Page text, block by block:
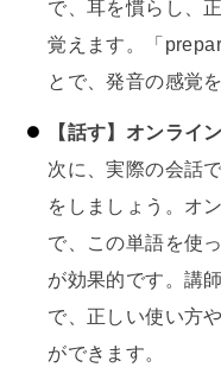
で、耳を慣らし、
覚えます。「
とで、発音の感覚
【話す】オンライ
次に、実際の会話
をしましょう。オ
で、この単語を使
が効果的です。講
で、正しい使い方
ができます。